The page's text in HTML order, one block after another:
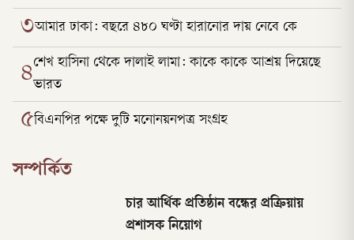
৩আমার ঢাকা: বছরে ৪৮০ ঘণ্টা হারানোর দায় নেবে কে
৪শেখ হাসিনা থেকে দালাই লামা: কাকে কাকে আশ্রয় দিয়েছে
ভারত
৫বিএনপির পক্ষে দুটি মনোনয়নপত্র সংগ্রহ
সম্পর্কিত
চার আর্থিক প্রতিষ্ঠান বন্ধের প্রক্রিয়ায়
প্রশাসক নিয়োগ